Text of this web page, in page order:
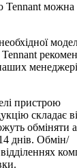
Tennant можна
пристрою
складає
обміняти
днів. Обмін/